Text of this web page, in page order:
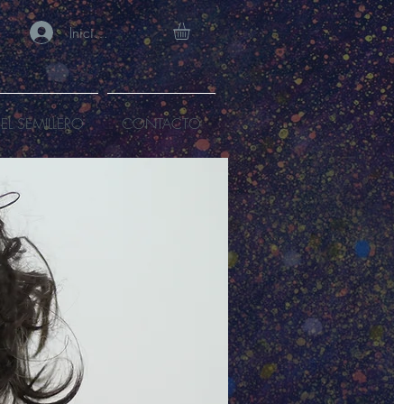
Iniciar sesión
EL SEMILLERO CONTACTO